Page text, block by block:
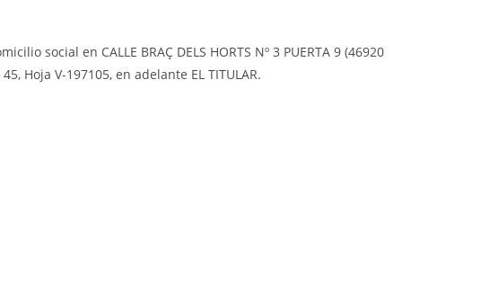
social en CALLE BRAÇ DELS HORTS Nº 3 PUERTA 9 (46920
Hoja V-197105, en adelante EL TITULAR.